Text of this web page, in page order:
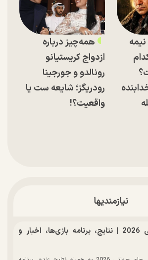
همه‌چیز درباره
ازدواج کریستیانو
رونالدو و جورجینا
رودریگز؛ شایعه ست یا
واقعیت؟!
نیازمندیها
جدول جام جهانی 2026 | نتایج، برنامه بازی‌ها، اخبار و